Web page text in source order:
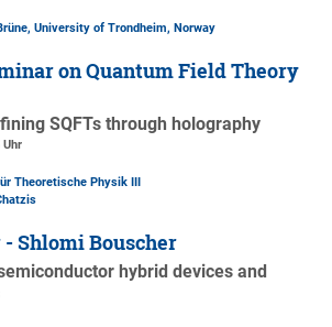
University of Trondheim, Norway
on Quantum Field Theory
SQFTs through holography
Uhr
Theoretische Physik III
Shlomi Bouscher
hybrid devices and